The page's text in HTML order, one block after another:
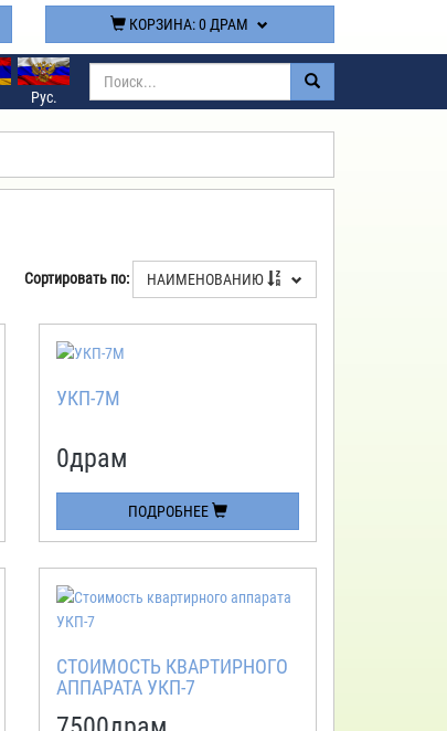
КОРЗИНА:0 ДРАМ
Рус.
Сортировать по: НАИМЕНОВАНИЮ
УКП-7М
0драм
ПОДРОБНЕЕ
СТОИМОСТЬ КВАРТИРНОГО
АППАРАТА УКП-7